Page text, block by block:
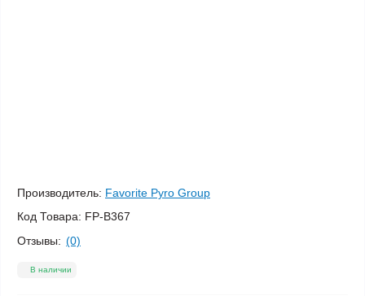
Производитель: Favorite Pyro Group
Код Товара: FP-B367
Отзывы: (0)
В наличии